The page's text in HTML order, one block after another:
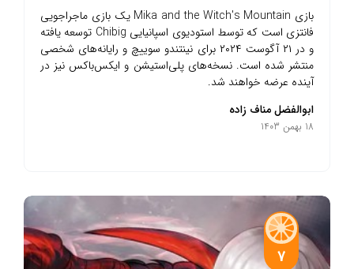
بازی Mika and the Witch's Mountain یک بازی ماجراجویی
فانتزی است که توسط استودیوی اسپانیایی Chibig توسعه یافته
و در ۲۱ آگوست ۲۰۲۴ برای نینتندو سوییچ و رایانه‌های شخصی
منتشر شده است. نسخه‌های پلی‌استیشن و ایکس‌باکس نیز در
آینده عرضه خواهند شد.
ابوالفضل مناف زاده
18 بهمن 1403
7